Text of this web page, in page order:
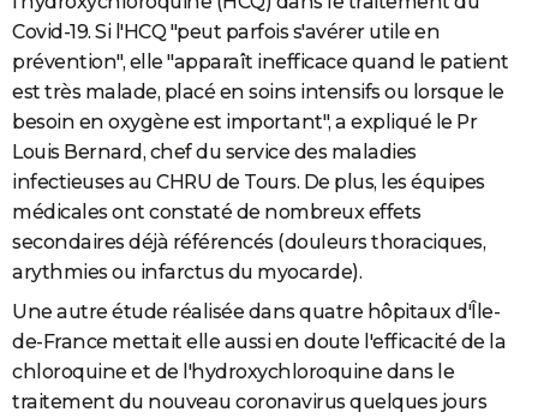
Covid-19. Si l'HCQ "peut parfois s'avérer utile en
prévention", elle "apparaît inefficace quand le patient
est très malade, placé en soins intensifs ou lorsque le
besoin en oxygène est important", a expliqué le Pr
Louis Bernard, chef du service des maladies
infectieuses au CHRU de Tours. De plus, les équipes
médicales ont constaté de nombreux effets
secondaires déjà référencés (douleurs thoraciques,
arythmies ou infarctus du myocarde).
Une autre étude réalisée dans quatre hôpitaux d'Île-
de-France mettait elle aussi en doute l'efficacité de la
chloroquine et de l'hydroxychloroquine dans le
traitement du nouveau coronavirus quelques jours